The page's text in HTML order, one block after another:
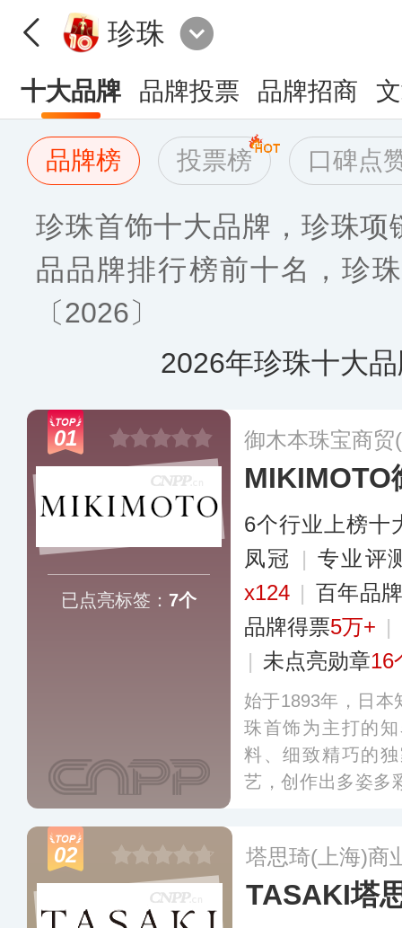
珍珠
十大品牌 品牌投票 品牌招商
品牌榜 投票榜 口碑点
珍珠首饰十大品牌，珍珠
品品牌排行榜前十名，珍
〔2026〕
2026年珍珠十大
01
已点亮标签： 7个
御木本珠宝商
MIKIMOTO
6个行业上榜十
凤冠 | 专业​评
x124 | 百年品
品牌得票5万+ |
| 未点亮勋章16
始于1893年，日本
珠首饰为主打的
料、细致精巧的
艺，创作出多姿多
士青睐，成为全球
界享有“珍珠之王”
02 塔思琦(上海)商
TASAKI塔